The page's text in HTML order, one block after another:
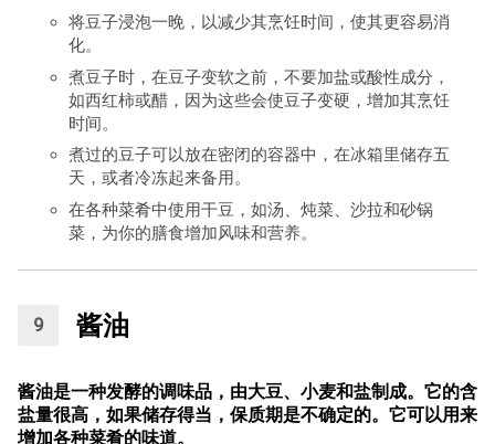
将豆子浸泡一晚，以减少其烹饪时间，使其更容易消
化。
煮豆子时，在豆子变软之前，不要加盐或酸性成分，
如西红柿或醋，因为这些会使豆子变硬，增加其烹饪
时间。
煮过的豆子可以放在密闭的容器中，在冰箱里储存五
天，或者冷冻起来备用。
在各种菜肴中使用干豆，如汤、炖菜、沙拉和砂锅
菜，为你的膳食增加风味和营养。
酱油
酱油是一种发酵的调味品，由大豆、小麦和盐制成。它的含
盐量很高，如果储存得当，保质期是不确定的。它可以用来
增加各种菜肴的味道。